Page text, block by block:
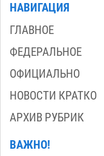
НАВИГАЦИЯ
ГЛАВНОЕ
ФЕДЕРАЛЬНОЕ
ОФИЦИАЛЬНО
НОВОСТИ КРАТКО
АРХИВ РУБРИК
ВАЖНО!